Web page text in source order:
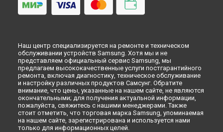
Духовой шкаф
Вытяжка
Наш центр специализируется на ремонте и техническом
обслуживании устройств Samsung. Хотя мы и не
представляем официальный сервис Samsung, мы
предлагаем высококачественные услуги постгарантийного
ремонта, включая диагностику, техническое обслуживание
и настройку различных продуктов Самсунг. Обратите
внимание, что цены, указанные на нашем сайте, не являются
окончательными; для получения актуальной информации,
пожалуйста, свяжитесь с нашими менеджерами. Также
стоит отметить, что торговая марка Samsung, упоминаемая
на нашем сайте, зарегистрирована и используется нами
только для информационных целей.